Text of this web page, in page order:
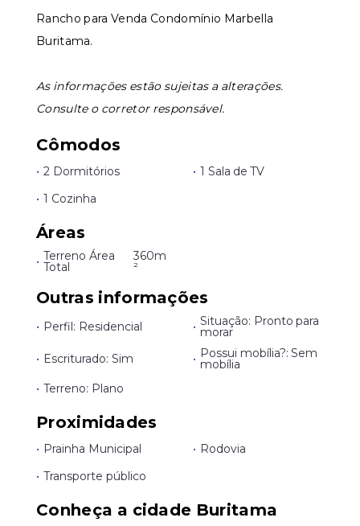
Rancho para Venda Condomínio Marbella
Buritama.
As informações estão sujeitas a alterações.
Consulte o corretor responsável.
Cômodos
• 2 Dormitórios • 1 Sala de TV
• 1 Cozinha
Áreas
• Terreno Área
Total
360m
²
Outras informações
• Perfil: Residencial • Situação: Pronto para
morar
• Escriturado: Sim • Possui mobília?: Sem
mobília
• Terreno: Plano
Proximidades
• Prainha Municipal • Rodovia
• Transporte público
Conheça a cidade Buritama